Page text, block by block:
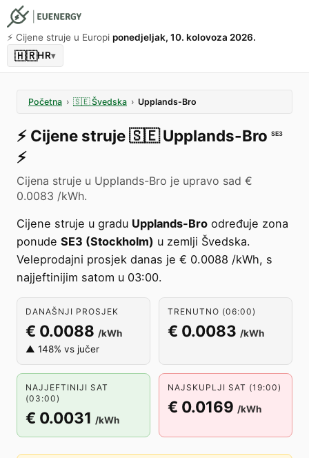
⚡️ Cijene struje u Europi ponedjeljak, 10. kolovoza 2026.
🇭🇷HR▾
Početna › 🇸🇪 Švedska › Upplands-Bro
⚡️ Cijene struje🇸🇪 Upplands-Bro SE3
⚡️
Cijena struje u Upplands-Bro je upravo sad €
0.0083 /kWh.
Cijene struje u gradu Upplands-Bro određuje zona
ponude SE3 (Stockholm) u zemlji Švedska.
Veleprodajni prosjek danas je € 0.0088 /kWh, s
najjeftinijim satom u 03:00.
DANAŠNJI PROSJEK
€ 0.0088 /kWh
▲ 148% vs jučer
TRENUTNO (06:00)
€ 0.0083 /kWh
NAJJEFTINIJI SAT
(03:00)
€ 0.0031 /kWh
NAJSKUPLJI SAT (19:00)
€ 0.0169 /kWh